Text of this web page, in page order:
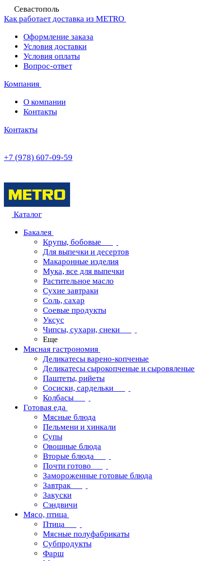
Севастополь
Как работает доставка из METRO
Оформление заказа
Условия доставки
Условия оплаты
Вопрос-ответ
Компания
О компании
Контакты
Контакты
+7 (978) 607-09-59
Каталог
Бакалея
Крупы, бобовые
Для выпечки и десертов
Макаронные изделия
Мука, все для выпечки
Растительное масло
Сухие завтраки
Соль, сахар
Соевые продукты
Уксус
Чипсы, сухари, снеки
Еще
Мясная гастрономия
Деликатесы варено-копченые
Деликатесы сырокопченые и сыровяленые
Паштеты, рийеты
Сосиски, сардельки
Колбасы
Готовая еда
Мясные блюда
Пельмени и хинкали
Супы
Овощные блюда
Вторые блюда
Почти готово
Замороженные готовые блюда
Завтрак
Закуски
Сэндвичи
Мясо, птица
Птица
Мясные полуфабрикаты
Субпродукты
Фарш